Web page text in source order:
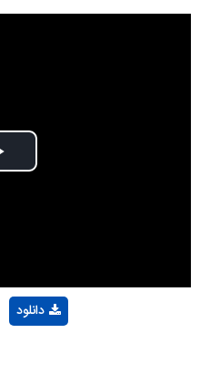
دانلود